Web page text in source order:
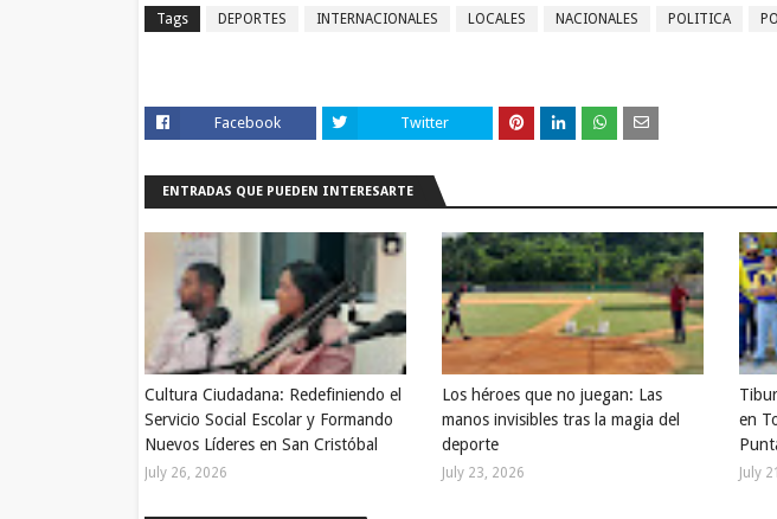
Tags DEPORTES INTERNACIONALES LOCALES NACIONALES POLITICA
Facebook Twitter
ENTRADAS QUE PUEDEN INTERESARTE
Cultura Ciudadana: Redefiniendo el
Servicio Social Escolar y Formando
Nuevos Líderes en San Cristóbal
July 26, 2026
Los héroes que no juegan: Las
manos invisibles tras la magia del
deporte
July 23, 2026
en
July